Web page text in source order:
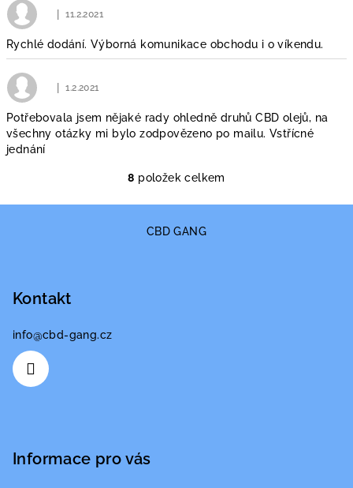
Hodnocení obchodu je 5 z 5 hvězdiček.
| 11.2.2021
Rychlé dodání. Výborná komunikace obchodu i o víkendu.
Hodnocení obchodu je 5 z 5 hvězdiček.
| 1.2.2021
Potřebovala jsem nějaké rady ohledně druhů CBD olejů, na
všechny otázky mi bylo zodpovězeno po mailu. Vstřícné
jednání
O
v
á
8 položek celkem
CBD GANG
Kontakt
info@cbd-gang.cz
Informace pro vás